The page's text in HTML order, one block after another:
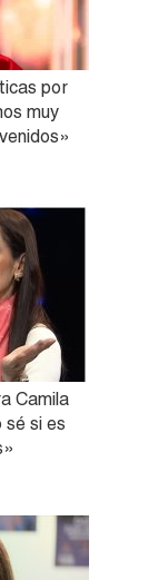
por
muy
Camila
sé si es